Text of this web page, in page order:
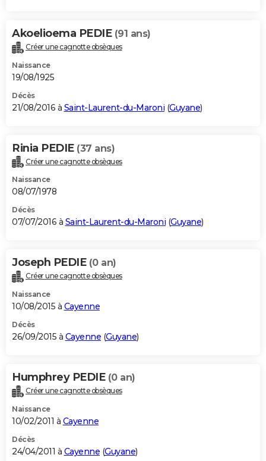
Akoelioema PEDIE (91 ans)
Créer une cagnotte obsèques
Naissance
19/08/1925
Décès
21/08/2016 à Saint-Laurent-du-Maroni (Guyane)
Rinia PEDIE (37 ans)
Créer une cagnotte obsèques
Naissance
08/07/1978
Décès
07/07/2016 à Saint-Laurent-du-Maroni (Guyane)
Joseph PEDIE (0 an)
Créer une cagnotte obsèques
Naissance
10/08/2015 à Cayenne
Décès
26/09/2015 à Cayenne (Guyane)
Humphrey PEDIE (0 an)
Créer une cagnotte obsèques
Naissance
10/02/2011 à Cayenne
Décès
24/04/2011 à Cayenne (Guyane)